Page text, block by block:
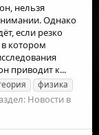
нельзя
Однако
если резко
котором
приводит к...
физика
Новости в